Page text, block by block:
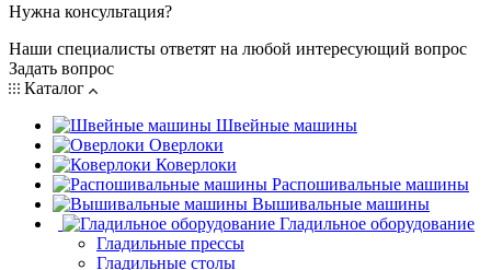
Нужна консультация?
Наши специалисты ответят на любой интересующий вопрос
Задать вопрос
Каталог
Швейные машины
Оверлоки
Коверлоки
Распошивальные машины
Вышивальные машины
Гладильное оборудование
Гладильные прессы
Гладильные столы